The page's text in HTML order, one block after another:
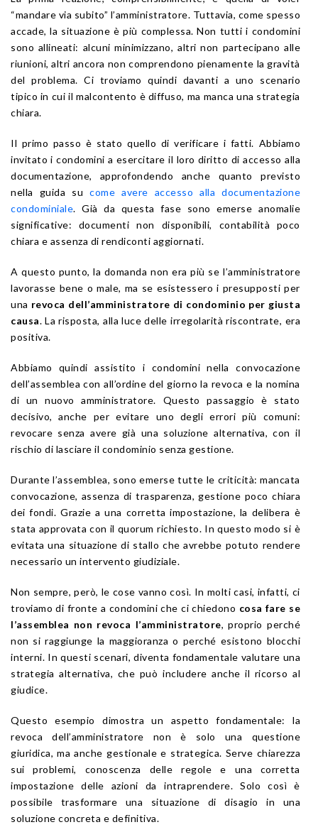
“mandare via subito” l’amministratore. Tuttavia, come spesso
accade, la situazione è più complessa. Non tutti i condomini
sono allineati: alcuni minimizzano, altri non partecipano alle
riunioni, altri ancora non comprendono pienamente la gravità
del problema. Ci troviamo quindi davanti a uno scenario
tipico in cui il malcontento è diffuso, ma manca una strategia
chiara.
Il primo passo è stato quello di verificare i fatti. Abbiamo
invitato i condomini a esercitare il loro diritto di accesso alla
documentazione, approfondendo anche quanto previsto
nella guida su come avere accesso alla documentazione
condominiale. Già da questa fase sono emerse anomalie
significative: documenti non disponibili, contabilità poco
chiara e assenza di rendiconti aggiornati.
A questo punto, la domanda non era più se l’amministratore
lavorasse bene o male, ma se esistessero i presupposti per
una revoca dell’amministratore di condominio per giusta
causa. La risposta, alla luce delle irregolarità riscontrate, era
positiva.
Abbiamo quindi assistito i condomini nella convocazione
dell’assemblea con all’ordine del giorno la revoca e la nomina
di un nuovo amministratore. Questo passaggio è stato
decisivo, anche per evitare uno degli errori più comuni:
revocare senza avere già una soluzione alternativa, con il
rischio di lasciare il condominio senza gestione.
Durante l’assemblea, sono emerse tutte le criticità: mancata
convocazione, assenza di trasparenza, gestione poco chiara
dei fondi. Grazie a una corretta impostazione, la delibera è
stata approvata con il quorum richiesto. In questo modo si è
evitata una situazione di stallo che avrebbe potuto rendere
necessario un intervento giudiziale.
Non sempre, però, le cose vanno così. In molti casi, infatti, ci
troviamo di fronte a condomini che ci chiedono cosa fare se
l’assemblea non revoca l’amministratore, proprio perché
non si raggiunge la maggioranza o perché esistono blocchi
interni. In questi scenari, diventa fondamentale valutare una
strategia alternativa, che può includere anche il ricorso al
giudice.
Questo esempio dimostra un aspetto fondamentale: la
revoca dell’amministratore non è solo una questione
giuridica, ma anche gestionale e strategica. Serve chiarezza
sui problemi, conoscenza delle regole e una corretta
impostazione delle azioni da intraprendere. Solo così è
possibile trasformare una situazione di disagio in una
soluzione concreta e definitiva.